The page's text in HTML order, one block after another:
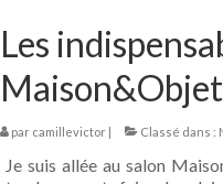
Les
par camillevictor| Classé dans :
Je suis allée au salon